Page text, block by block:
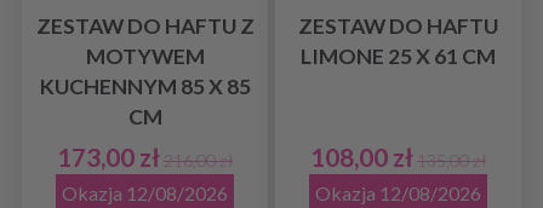
ZESTAW DO HAFTU Z
MOTYWEM
KUCHENNYM 85 X 85
CM
173,00 zł216,00 zł
Okazja 12/08/2026
ZESTAW DO HAFTU
LIMONE 25 X 61 CM
108,00 zł135,00 zł
Okazja 12/08/2026